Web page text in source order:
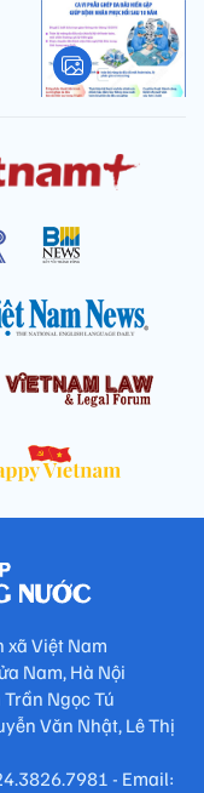
xã Việt Nam
Nam, Hà Nội
Ngọc Tú
Văn Nhật, Lê Thị
- Email: